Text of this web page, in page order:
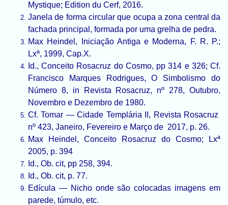
Mystique; Edition du Cerf, 2016.
Janela de forma circular que ocupa a zona central da
fachada principal, formada por uma grelha de pedra.
Max Heindel, Iniciação Antiga e Moderna, F. R. P.;
Lxª, 1999, Cap.X.
Id., Conceito Rosacruz do Cosmo, pp 314 e 326; Cf.
Francisco Marques Rodrigues, O Simbolismo do
Número 8, in Revista Rosacruz, nº 278, Outubro,
Novembro e Dezembro de 1980.
Cf. Tomar — Cidade Templária II, Revista Rosacruz
nº 423, Janeiro, Fevereiro e Março de 2017, p. 26.
Max Heindel, Conceito Rosacruz do Cosmo; Lxª
2005, p. 394
Id., Ob. cit, pp 258, 394.
Id., Ob. cit, p. 77.
Edícula — Nicho onde são colocadas imagens em
parede, túmulo, etc.